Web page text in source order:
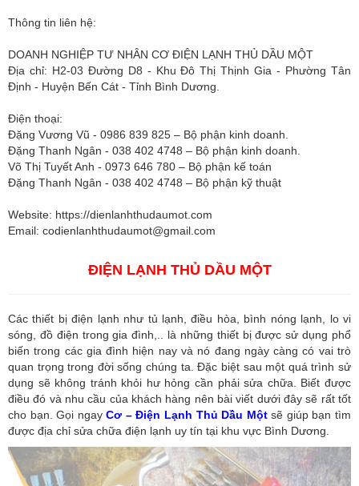
Thông tin liên hệ:
DOANH NGHIỆP TƯ NHÂN CƠ ĐIỆN LẠNH THỦ DẦU MỘT
Địa chỉ: H2-03 Đường D8 - Khu Đô Thị Thịnh Gia - Phường Tân
Định - Huyện Bến Cát - Tỉnh Bình Dương.
Điện thoại:
Đặng Vương Vũ - 0986 839 825 – Bộ phận kinh doanh.
Đặng Thanh Ngân - 038 402 4748 – Bộ phận kinh doanh.
Võ Thị Tuyết Anh - 0973 646 780 – Bộ phận kế toán
Đặng Thanh Ngân - 038 402 4748 – Bộ phận kỹ thuật
Website: https://dienlanhthudaumot.com
Email: codienlanhthudaumot@gmail.com
ĐIỆN LẠNH THỦ DẦU MỘT
Các thiết bị điện lạnh như tủ lạnh, điều hòa, bình nóng lạnh, lo vi
sóng, đồ điện trong gia đình,.. là những thiết bị được sử dụng phổ
biến trong các gia đình hiện nay và nó đang ngày càng có vai trò
quan trọng trong đời sống chúng ta. Đặc biệt sau một quá trình sử
dụng sẽ không tránh khỏi hư hỏng cần phải sửa chữa. Biết được
điều đó và nhu cầu của khách hàng nên bài viết dưới đây sẽ rất tốt
cho bạn. Gọi ngayCơ – Điện Lạnh Thủ Dầu Một sẽ giúp bạn tìm
được địa chỉ sửa chữa điện lạnh uy tín tại khu vực Bình Dương.